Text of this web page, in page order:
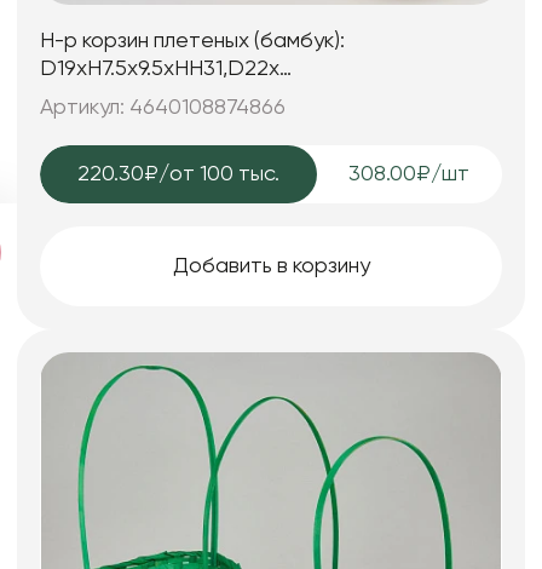
Н-р корзин плетеных (бамбук):
D19хH7.5х9.5хHH31,D22х
H9х11хHH34,D24хH9х11.5хHH35, 3 шт. натур/
персик
Артикул: 4640108874866
220.30₽/от 100 тыс. 308.00₽/шт
Добавить в корзину